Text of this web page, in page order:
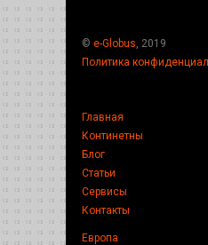
© e-Globus , 2019
Политика
Главная
Континетны
Блог
Статьи
Сервисы
Контакты
Европа